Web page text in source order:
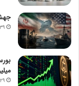
جهش
۱۰:۳۹ |
۱۰:۲۹ |